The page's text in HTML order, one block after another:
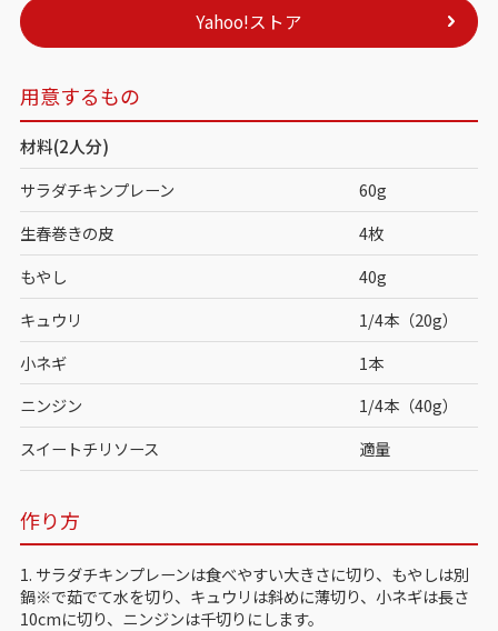
Yahoo!ストア
用意するもの
材料(2人分)
サラダチキンプレーン
60g
生春巻きの皮
4枚
もやし
40g
キュウリ
1/4本（20g）
小ネギ
1本
ニンジン
1/4本（40g）
スイートチリソース
適量
作り方
1. サラダチキンプレーンは食べやすい大きさに切り、もやしは別
鍋※で茹でて水を切り、キュウリは斜めに薄切り、小ネギは長さ
10cmに切り、ニンジンは千切りにします。